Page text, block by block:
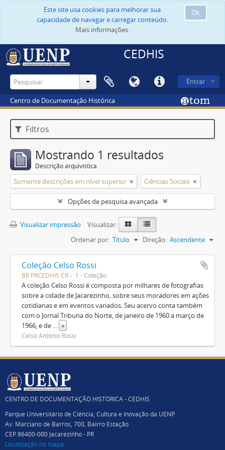
Ok
Este site usa cookies para melhorar sua
capacidade de navegar e carregar conteúdo.
Mais informações.
CEDHIS
Entrar
Centro de Documentação Histórica
Filtros
Mostrando 1 resultados
Descrição arquivística
Somente descrições em nível superior Ciências Sociais
Opções de pesquisa avançada
Visualizar impressão
Visualizar:
Ordenar por: Título Direção: Ascendente
Coleção Celso Rossi
BR PRCEDHIS CR 1 - Coleção
A coleção Celso Rossi é composta por milhares de fotografias
sobre a cidade de Jacarezinho, sobre seus moradores em ações
cotidianas e em eventos variados. Seu acervo conta também
com o Jornal Tribuna do Norte, de janeiro de 1960 a março de
1966, e de ... »
Celso Antônio Rossi
CENTRO DE DOCUMENTAÇÃO HISTÓRICA - CEDHIS
Parque Universitário de Ciência, Cultura e Inovação da UENP
Av. Marciano de Barros, 700, Bairro Estação
CEP 86400-000 Jacarezinho - PR
Localização no mapa